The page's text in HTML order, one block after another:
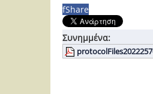
fShare
Συνημμένα: